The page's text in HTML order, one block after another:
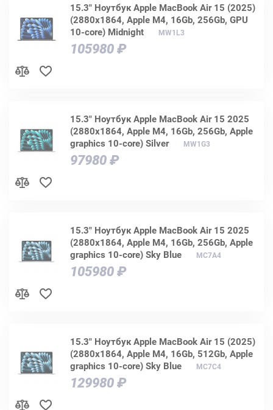
15.3" Ноутбук Apple MacBook Air 15 (2025)
(2880x1864, Apple M4, 16Gb, 256Gb, GPU
10-core) Midnight
MW1L3
105980 ₽
15.3" Ноутбук Apple MacBook Air 15 2025
(2880x1864, Apple M4, 16Gb, 256Gb, Apple
graphics 10-core) Silver
MW1G3
97980 ₽
15.3" Ноутбук Apple MacBook Air 15 2025
(2880x1864, Apple M4, 16Gb, 256Gb, Apple
graphics 10-core) Sky Blue
MC7A4
105980 ₽
15.3" Ноутбук Apple MacBook Air 15 (2025)
(2880x1864, Apple M4, 16Gb, 512Gb, Apple
graphics 10-core) Sky Blue
MC7C4
129980 ₽